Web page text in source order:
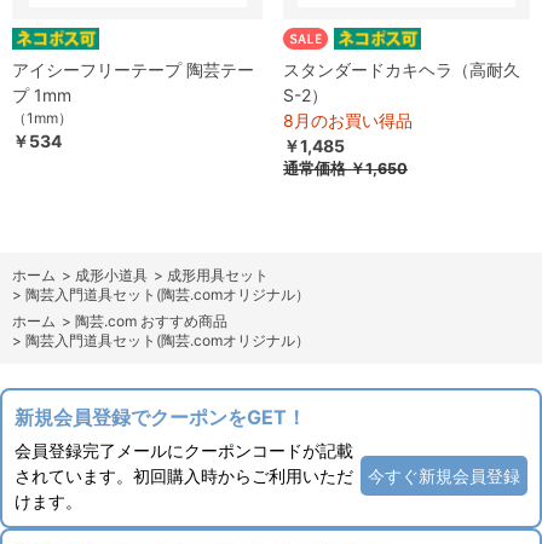
アイシーフリーテープ 陶芸テー
プ 1mm
（1mm）
￥534
スタンダードカキヘラ（高耐久
S-2）
8月のお買い得品
￥1,485
通常価格￥1,650
ホーム > 成形小道具 > 成形用具セット
> 陶芸入門道具セット(陶芸.comオリジナル）
ホーム > 陶芸.com おすすめ商品
> 陶芸入門道具セット(陶芸.comオリジナル）
新規会員登録でクーポンをGET！
会員登録完了メールにクーポンコードが記載
されています。初回購入時からご利用いただ
けます。
今すぐ新規会員登録